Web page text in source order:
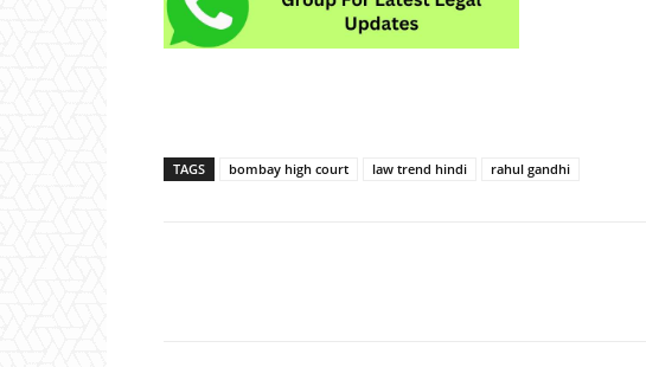
TAGS bombay high court law trend hindi rahul gandhi